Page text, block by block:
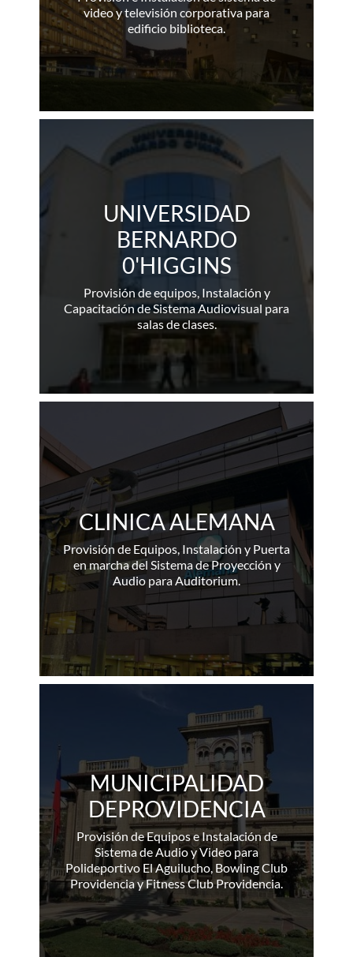
video y televisión corporativa para
edificio biblioteca.
UNIVERSIDAD
BERNARDO
0'HIGGINS
Provisión de equipos, Instalación y
Capacitación de Sistema Audiovisual para
salas de clases.
CLINICA ALEMANA
Provisión de Equipos, Instalación y Puerta
en marcha del Sistema de Proyección y
Audio para Auditorium.
MUNICIPALIDAD
DEPROVIDENCIA
Provisión de Equipos e Instalación de
Sistema de Audio y Video para
Polideportivo El Aguilucho, Bowling Club
Providencia y Fitness Club Providencia.